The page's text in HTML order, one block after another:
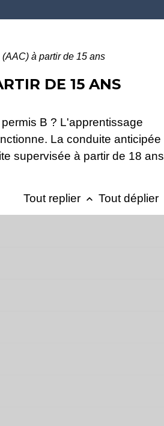
à partir de 15 ans
DE 15 ANS
B ? L'apprentissage
La conduite anticipée
supervisée à partir de 18 ans
Tout replier keyboard_arrow_up Tout déplier